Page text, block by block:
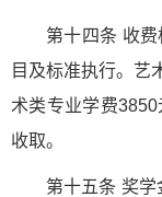
第十四条 收
目及标准执行。艺
术类专业学费
收取。
第十五条 奖